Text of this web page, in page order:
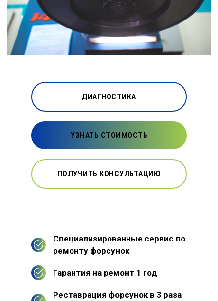
ДИАГНОСТИКА
УЗНАТЬ СТОИМОСТЬ
ПОЛУЧИТЬ КОНСУЛЬТАЦИЮ
Специализированные сервис по
ремонту форсунок
Гарантия на ремонт 1 год
Реставрация форсунок в 3 раза